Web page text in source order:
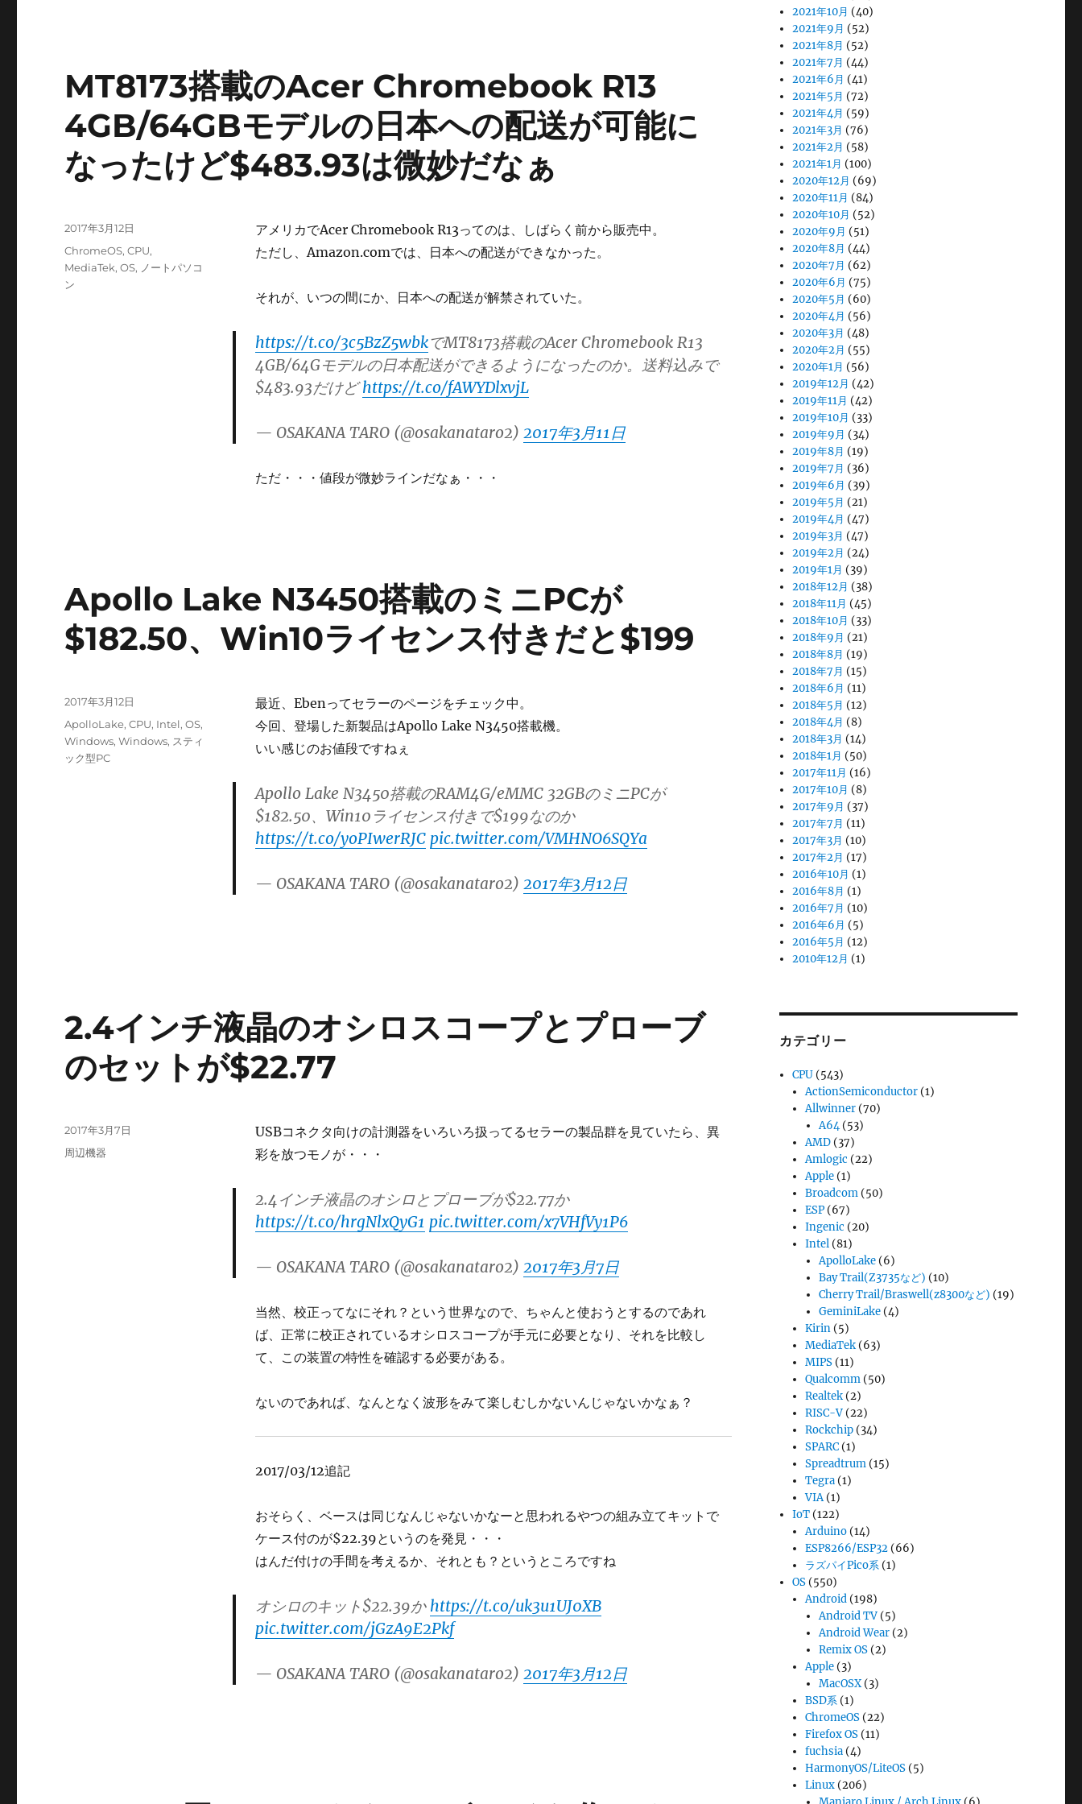
MT8173搭載のAcer Chromebook R13
4GB/64GBモデルの日本への配送が可能に
なったけど$483.93は微妙だなぁ
アメリカでAcer Chromebook R13ってのは、しばらく前から販売中。
ただし、Amazon.comでは、日本への配送ができなかった。
それが、いつの間にか、日本への配送が解禁されていた。
https://t.co/3c5BzZ5wbkでMT8173搭載のAcer Chromebook R13
4GB/64Gモデルの日本配送ができるようになったのか。送料込みで
$483.93だけどhttps://t.co/fAWYDlxvjL
— OSAKANA TARO (@osakanataro2) 2017年3月11日
ただ・・・値段が微妙ラインだなぁ・・・
投
稿
2017年3月12日
カ
テ
ゴ
ChromeOS,CPU,
MediaTek,OS, ノートパソコ
ン
Apollo Lake N3450搭載のミニPCが
$182.50、Win10ライセンス付きだと$199
最近、Ebenってセラーのページをチェック中。
今回、登場した新製品はApollo Lake N3450搭載機。
いい感じのお値段ですねぇ
Apollo Lake N3450搭載のRAM4G/eMMC 32GBのミニPCが
$182.50、Win10ライセンス付きで$199なのか
https://t.co/yoPIwerRJC pic.twitter.com/VMHNO6SQYa
— OSAKANA TARO (@osakanataro2) 2017年3月12日
投
日:
2017年3月12日
カ
テ
ゴ
ApolloLake,CPU, Intel,OS,
Windows,Windows, スティ
ック型PC
2.4インチ液晶のオシロスコープとプローブ
のセットが$22.77
USBコネクタ向けの計測器をいろいろ扱ってるセラーの製品群を見ていたら、異
彩を放つモノが・・・
2.4インチ液晶のオシロとプローブが$22.77か
https://t.co/hrgNlxQyG1 pic.twitter.com/x7VHfVy1P6
— OSAKANA TARO (@osakanataro2) 2017年3月7日
当然、校正ってなにそれ？という世界なので、ちゃんと使おうとするのであれ
ば、正常に校正されているオシロスコープが手元に必要となり、それを比較し
て、この装置の特性を確認する必要がある。
ないのであれば、なんとなく波形をみて楽しむしかないんじゃないかなぁ？
2017/03/12追記
おそらく、ベースは同じなんじゃないかなーと思われるやつの組み立てキットで
ケース付のが$22.39というのを発見・・・
はんだ付けの手間を考えるか、それとも？というところですね
オシロのキット$22.39か https://t.co/uk3u1UJ0XB
pic.twitter.com/jGzA9E2Pkf
— OSAKANA TARO (@osakanataro2) 2017年3月12日
投
稿
日:
2017年3月7日
カ
周辺機器
2021年10月 (40)
2021年9月 (52)
2021年8月 (52)
2021年7月 (44)
2021年6月 (41)
2021年5月 (72)
2021年4月 (59)
2021年3月 (76)
2021年2月 (58)
2021年1月 (100)
2020年12月 (69)
2020年11月 (84)
2020年10月 (52)
2020年9月 (51)
2020年8月 (44)
2020年7月 (62)
2020年6月 (75)
2020年5月 (60)
2020年4月 (56)
2020年3月 (48)
2020年2月 (55)
2020年1月 (56)
2019年12月 (42)
2019年11月 (42)
2019年10月 (33)
2019年9月 (34)
2019年8月 (19)
2019年7月 (36)
2019年6月 (39)
2019年5月 (21)
2019年4月 (47)
2019年3月 (47)
2019年2月 (24)
2019年1月 (39)
2018年12月 (38)
2018年11月 (45)
2018年10月 (33)
2018年9月 (21)
2018年8月 (19)
2018年7月 (15)
2018年6月 (11)
2018年5月 (12)
2018年4月 (8)
2018年3月 (14)
2018年1月 (50)
2017年11月 (16)
2017年10月 (8)
2017年9月 (37)
2017年7月 (11)
2017年3月 (10)
2017年2月 (17)
2016年10月 (1)
2016年8月 (1)
2016年7月 (10)
2016年6月 (5)
2016年5月 (12)
2010年12月 (1)
カテゴリー
CPU (543)
ActionSemiconductor (1)
Allwinner (70)
A64(53)
AMD (37)
Amlogic (22)
Apple (1)
Broadcom (50)
ESP (67)
Ingenic (20)
Intel (81)
ApolloLake(6)
Bay Trail(Z3735など) (10)
Cherry Trail/Braswell(z8300など) (19)
GeminiLake(4)
Kirin (5)
MediaTek (63)
MIPS (11)
Qualcomm (50)
Realtek (2)
RISC-V (22)
Rockchip (34)
SPARC (1)
Spreadtrum (15)
Tegra (1)
VIA(1)
IoT (122)
Arduino (14)
ESP8266/ESP32 (66)
ラズパイPico系 (1)
OS (550)
Android (198)
Android TV(5)
Android Wear(2)
Remix OS(2)
Apple (3)
MacOSX(3)
BSD系 (1)
ChromeOS (22)
Firefox OS (11)
fuchsia (4)
HarmonyOS/LiteOS (5)
Linux (206)